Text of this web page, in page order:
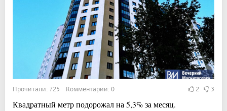
Прочитали: 725 Комментарии: 0 2 3
Квадратный метр подорожал на 5,3% за месяц.